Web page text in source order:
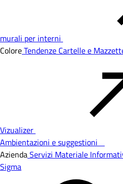
murali per interni
ColoreTendenze Cartelle e
Vizualizer
Ambientazioni e suggestioni
AziendaServizi Materiale
Sigma